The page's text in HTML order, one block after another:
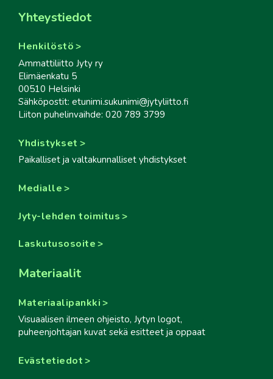
Yhteystiedot
Henkilöstö
Ammattiliitto Jyty ry
Elimäenkatu 5
00510 Helsinki
Sähköpostit: etunimi.sukunimi@jytyliitto.fi
Liiton puhelinvaihde: 020 789 3799
Yhdistykset
Paikalliset ja valtakunnalliset yhdistykset
Medialle
Jyty-lehden toimitus
Laskutusosoite
Materiaalit
Materiaalipankki
Visuaalisen ilmeen ohjeisto, Jytyn logot,
puheenjohtajan kuvat sekä esitteet ja oppaat
Evästetiedot